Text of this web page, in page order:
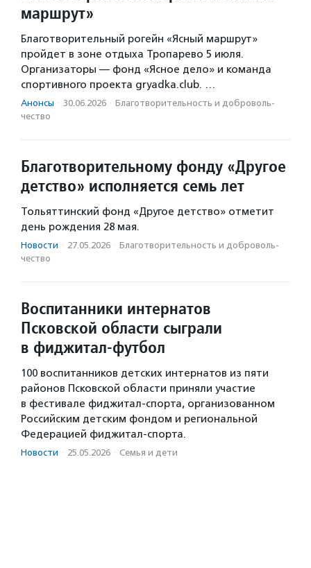
маршрут»
Благотворительный рогейн «Ясный маршрут»
пройдет в зоне отдыха Тропарево 5 июля.
Организаторы — фонд «Ясное дело» и команда
спортивного проекта gryadka.club. …
Анонсы · 30.06.2026 · Благотвори­тель­ность и доброволь­
чест­во
Благотворительному фонду «Другое
детство» исполняется семь лет
Тольяттинский фонд «Другое детство» отметит
день рождения 28 мая.
Новости · 27.05.2026 · Благотвори­тель­ность и доброволь­
чест­во
Воспитанники интернатов
Псковской области сыграли
в фиджитал-футбол
100 воспитанников детских интернатов из пяти
районов Псковской области приняли участие
в фестивале фиджитал-спорта, организованном
Российским детским фондом и региональной
Федерацией фиджитал-спорта.
Новости · 25.05.2026 · Семья и дети